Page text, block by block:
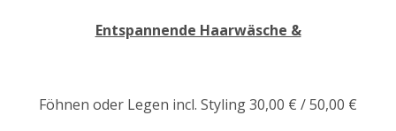
Entspannende Haarwäsche &
Föhnen oder Legen incl. Styling 30,00 € / 50,00 €